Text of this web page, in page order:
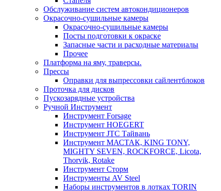
Обслуживание систем автокондиционеров
Окрасочно-сушильные камеры
Окрасочно-сушильные камеры
Посты подготовки к окраске
Запасные части и расходные материалы
Прочее
Платформа на яму, траверсы.
Прессы
Оправки для выпрессовки сайлентблоков
Проточка для дисков
Пускозарядные устройства
Ручной Инструмент
Инструмент Forsage
Инструмент HOEGERT
Инструмент JTC Тайвань
Инструмент МАСТАК, KING TONY,
MIGHTY SEVEN, ROCKFORCE, Licota,
Thorvik, Rotake
Инструмент Сторм
Инструменты AV Steel
Наборы инструментов в лотках TORIN